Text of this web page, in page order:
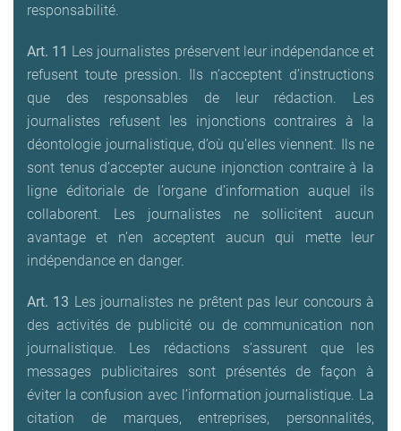
responsabilité.
Art. 11 Les journalistes préservent leur indépendance et
refusent toute pression. Ils n’acceptent d’instructions
que des responsables de leur rédaction. Les
journalistes refusent les injonctions contraires à la
déontologie journalistique, d’où qu’elles viennent. Ils ne
sont tenus d’accepter aucune injonction contraire à la
ligne éditoriale de l’organe d’information auquel ils
collaborent. Les journalistes ne sollicitent aucun
avantage et n’en acceptent aucun qui mette leur
indépendance en danger.
Art. 13 Les journalistes ne prêtent pas leur concours à
des activités de publicité ou de communication non
journalistique. Les rédactions s’assurent que les
messages publicitaires sont présentés de façon à
éviter la confusion avec l’information journalistique. La
citation de marques, entreprises, personnalités,